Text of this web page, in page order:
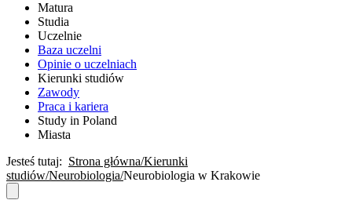
Matura
Studia
Uczelnie
Baza uczelni
Opinie o uczelniach
Kierunki studiów
Zawody
Praca i kariera
Study in Poland
Miasta
Jesteś tutaj: Strona główna Kierunki
studiów Neurobiologia Neurobiologia w Krakowie